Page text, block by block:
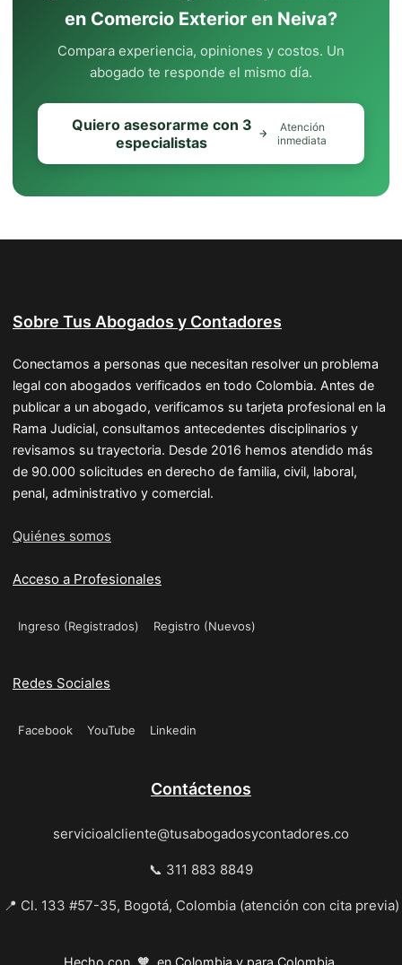
en Comercio Exterior en Neiva?
Compara experiencia, opiniones y costos. Un
abogado te responde el mismo día.
Quiero asesorarme con 3
especialistas
Atención
inmediata
Sobre Tus Abogados y Contadores
Conectamos a personas que necesitan resolver un problema
legal con abogados verificados en todo Colombia. Antes de
publicar a un abogado, verificamos su tarjeta profesional en la
Rama Judicial, consultamos antecedentes disciplinarios y
revisamos su trayectoria. Desde 2016 hemos atendido más
de 90.000 solicitudes en derecho de familia, civil, laboral,
penal, administrativo y comercial.
Quiénes somos
Acceso a Profesionales
Ingreso (Registrados) Registro (Nuevos)
Redes Sociales
Facebook YouTube Linkedin
Contáctenos
servicioalcliente@tusabogadosycontadores.co
📞 311 883 8849
📍 Cl. 133 #57-35, Bogotá, Colombia (atención con cita previa)
Hecho con 🧡 en Colombia y para Colombia.